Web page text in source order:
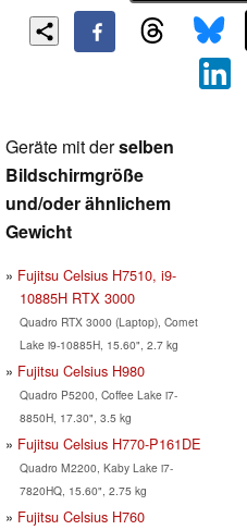
Geräte mit derselben
Bildschirmgröße
und/oder ähnlichem
Gewicht
Fujitsu Celsius H7510, i9-
10885H RTX 3000
Quadro RTX 3000 (Laptop), Comet
Lake i9-10885H, 15.60", 2.7 kg
Fujitsu Celsius H980
Quadro P5200, Coffee Lake i7-
8850H, 17.30", 3.5 kg
Fujitsu Celsius H770-P161DE
Quadro M2200, Kaby Lake i7-
7820HQ, 15.60", 2.75 kg
Fujitsu Celsius H760